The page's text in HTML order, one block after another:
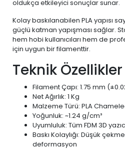
oldukça etkileyici sonuçlar sunar.
Kolay baskılanabilen PLA yapısı
güçlü katman yapışması sağlar.
hem hobi kullanıcıları hem de
için uygun bir filamenttir.
Teknik Özellikler
Filament Çapı: 1.75 mm
Net Ağırlık: 1 Kg
Malzeme Türü: PLA
Yoğunluk: ~1.24 g/cm³
Uyumluluk: Tüm FDM 3D
Baskı Kolaylığı: Düşük
deformasyon